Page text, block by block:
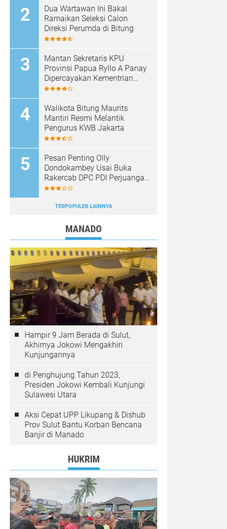
Dua Wartawan Ini Bakal
Ramaikan Seleksi Calon
Direksi Perumda di Bitung
Mantan Sekretaris KPU
Provinsi Papua Ryllo A Panay
Dipercayakan Kementrian
ESDM RI Menjabat Direktur
Bukti
Walikota Bitung Maurits
Mantiri Resmi Melantik
Pengurus KWB Jakarta
Pesan Penting Olly
Dondokambey Usai Buka
Rakercab DPC PDI Perjuangan
Bitung
TERPOPULER LAINNYA
MANADO
Hampir 9 Jam Berada di Sulut,
Akhirnya Jokowi Mengakhiri
Kunjungannya
di Penghujung Tahun 2023,
Presiden Jokowi Kembali Kunjungi
Sulawesi Utara
Aksi Cepat UPP Likupang & Dishub
Prov Sulut Bantu Korban Bencana
Banjir di Manado
HUKRIM